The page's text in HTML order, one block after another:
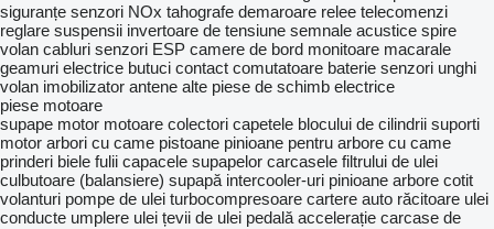
siguranțe senzori NOx tahografe demaroare relee telecomenzi
reglare suspensii invertoare de tensiune semnale acustice spire
volan cabluri senzori ESP camere de bord monitoare macarale
geamuri electrice butuci contact comutatoare baterie senzori unghi
volan imobilizator antene alte piese de schimb electrice
piese motoare
supape motor motoare colectori capetele blocului de cilindrii suporti
motor arbori cu came pistoane pinioane pentru arbore cu came
prinderi biele fulii capacele supapelor carcasele filtrului de ulei
culbutoare (balansiere) supapă intercooler-uri pinioane arbore cotit
volanturi pompe de ulei turbocompresoare cartere auto răcitoare ulei
conducte umplere ulei țevii de ulei pedală accelerație carcase de